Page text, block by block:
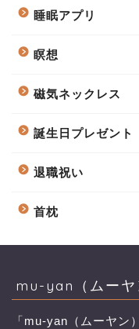
睡眠アプリ
瞑想
磁気ネックレス
誕生日プレゼント
退職祝い
首枕
mu-yan（ムー
「mu-yan（ムーヤン